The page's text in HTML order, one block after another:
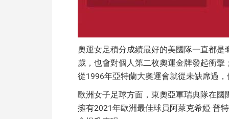
奧運女足積分成績最好的美國隊一直都
歲，也會對個人第二枚奧運金牌發起衝擊
從1996年亞特蘭大奧運會就從未缺席過
歐洲女子足球方面，東奧亞軍瑞典隊在
擁有2021年歐洲最佳球員阿萊克希婭·普